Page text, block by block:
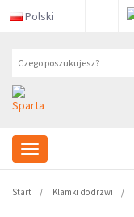
Polski
Start Klamki do drzwi